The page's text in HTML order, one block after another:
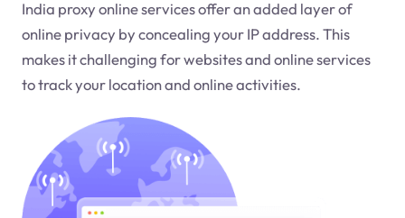
India proxy online services offer an added layer of
online privacy by concealing your IP address. This
makes it challenging for websites and online services
to track your location and online activities.